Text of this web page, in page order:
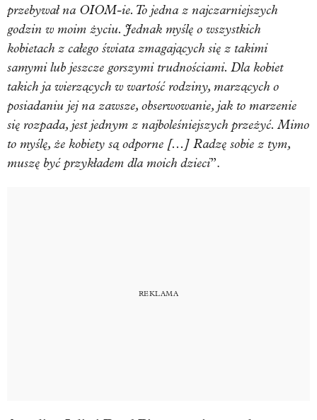
przebywał na OIOM-ie. To jedna z najczarniejszych
godzin w moim życiu. Jednak myślę o wszystkich
kobietach z całego świata zmagających się z takimi
samymi lub jeszcze gorszymi trudnościami. Dla kobiet
takich ja wierzących w wartość rodziny, marzących o
posiadaniu jej na zawsze, obserwowanie, jak to marzenie
się rozpada, jest jednym z najboleśniejszych przeżyć. Mimo
to myślę, że kobiety są odporne [...] Radzę sobie z tym,
muszę być przykładem dla moich dzieci”.